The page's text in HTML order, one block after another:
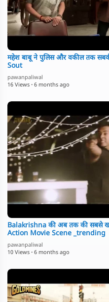
महेश बाबू ने पुलिस और वकील तक
Sout
pawanpaliwal
16 Views · 6 months ago
Balakrishna की अब तक की सबसे
Action Movie Scene _trending
pawanpaliwal
10 Views · 6 months ago